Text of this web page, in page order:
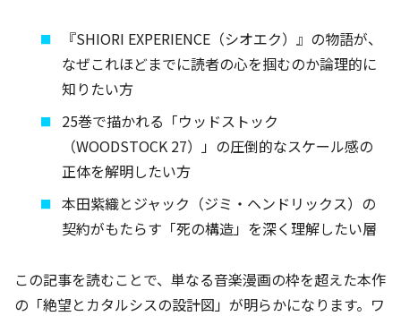
『SHIORI EXPERIENCE（シオエク）』の物語が、
なぜこれほどまでに読者の心を掴むのか論理的に
知りたい方
25巻で描かれる「ウッドストック
（WOODSTOCK 27）」の圧倒的なスケール感の
正体を解明したい方
本田紫織とジャック（ジミ・ヘンドリックス）の
契約がもたらす「死の構造」を深く理解したい層
この記事を読むことで、単なる音楽漫画の枠を超えた本作
の「絶望とカタルシスの設計図」が明らかになります。ワ